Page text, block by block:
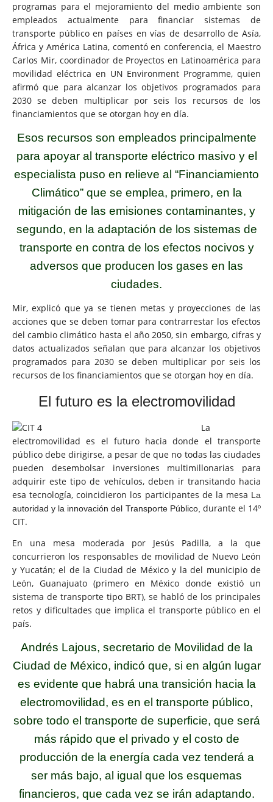
programas para el mejoramiento del medio ambiente son
empleados actualmente para financiar sistemas de
transporte público en países en vías de desarrollo de Asía,
África y América Latina, comentó en conferencia, el Maestro
Carlos Mir, coordinador de Proyectos en Latinoamérica para
movilidad eléctrica en UN Environment Programme, quien
afirmó que para alcanzar los objetivos programados para
2030 se deben multiplicar por seis los recursos de los
financiamientos que se otorgan hoy en día.
Esos recursos son empleados principalmente
para apoyar al transporte eléctrico masivo y el
especialista puso en relieve al “Financiamiento
Climático” que se emplea, primero, en la
mitigación de las emisiones contaminantes, y
segundo, en la adaptación de los sistemas de
transporte en contra de los efectos nocivos y
adversos que producen los gases en las
ciudades.
Mir, explicó que ya se tienen metas y proyecciones de las
acciones que se deben tomar para contrarrestar los efectos
del cambio climático hasta el año 2050, sin embargo, cifras y
datos actualizados señalan que para alcanzar los objetivos
programados para 2030 se deben multiplicar por seis los
recursos de los financiamientos que se otorgan hoy en día.
El futuro es la electromovilidad
La
electromovilidad es el futuro hacia donde el transporte
público debe dirigirse, a pesar de que no todas las ciudades
pueden desembolsar inversiones multimillonarias para
adquirir este tipo de vehículos, deben ir transitando hacia
esa tecnología, coincidieron los participantes de la mesa La
autoridad y la innovación del Transporte Público, durante el 14º
CIT.
En una mesa moderada por Jesús Padilla, a la que
concurrieron los responsables de movilidad de Nuevo León
y Yucatán; el de la Ciudad de México y la del municipio de
León, Guanajuato (primero en México donde existió un
sistema de transporte tipo BRT), se habló de los principales
retos y dificultades que implica el transporte público en el
país.
Andrés Lajous, secretario de Movilidad de la
Ciudad de México, indicó que, si en algún lugar
es evidente que habrá una transición hacia la
electromovilidad, es en el transporte público,
sobre todo el transporte de superficie, que será
más rápido que el privado y el costo de
producción de la energía cada vez tenderá a
ser más bajo, al igual que los esquemas
financieros, que cada vez se irán adaptando.